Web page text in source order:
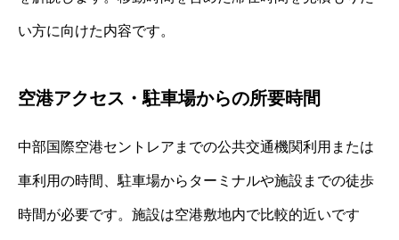
い方に向けた内容です。
空港アクセス・駐車場からの所要時間
中部国際空港セントレアまでの公共交通機関利用または
車利用の時間、駐車場からターミナルや施設までの徒歩
時間が必要です。施設は空港敷地内で比較的近いです